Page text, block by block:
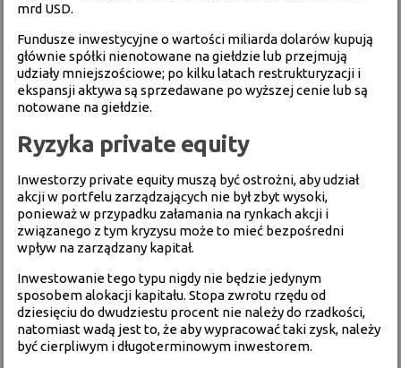
mrd USD.
Fundusze inwestycyjne o wartości miliarda dolarów kupują
głównie spółki nienotowane na giełdzie lub przejmują
udziały mniejszościowe; po kilku latach restrukturyzacji i
ekspansji aktywa są sprzedawane po wyższej cenie lub są
notowane na giełdzie.
Ryzyka private equity
Inwestorzy private equity muszą być ostrożni, aby udział
akcji w portfelu zarządzających nie był zbyt wysoki,
ponieważ w przypadku załamania na rynkach akcji i
związanego z tym kryzysu może to mieć bezpośredni
wpływ na zarządzany kapitał.
Inwestowanie tego typu nigdy nie będzie jedynym
sposobem alokacji kapitału. Stopa zwrotu rzędu od
dziesięciu do dwudziestu procent nie należy do rzadkości,
natomiast wadą jest to, że aby wypracować taki zysk, należy
być cierpliwym i długoterminowym inwestorem.